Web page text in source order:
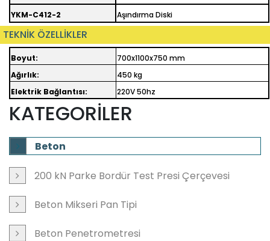
YKM-C412-2
Aşındırma Diski
TEKNİK ÖZELLİKLER
Boyut:
700x1100x750 mm
Ağırlık:
450 kg
Elektrik Bağlantısı:
220V 50hz
KATEGORİLER
Beton
200 kN Parke Bordür Test Presi Çerçevesi
Beton Mikseri Pan Tipi
Beton Penetrometresi